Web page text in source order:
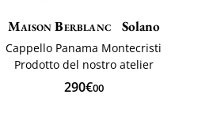
Maison Berblanc Solano
Cappello Panama Montecristi
Prodotto del nostro atelier
290€00